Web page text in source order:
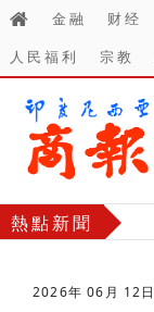
金融 财经
人民福利
宗教
熱點新聞
2026年 06月 12